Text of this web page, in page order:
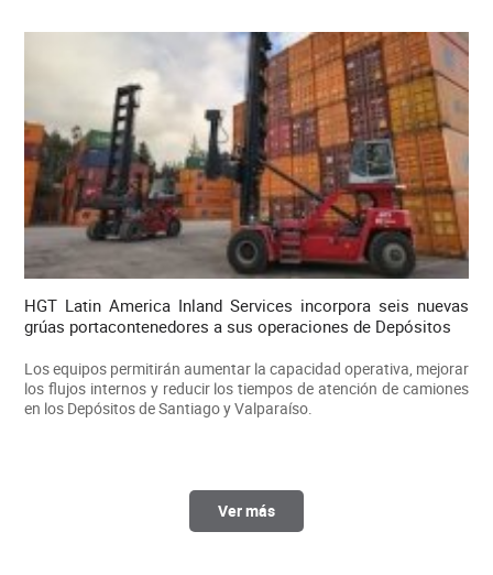
HGT Latin America Inland Services incorpora seis nuevas
grúas portacontenedores a sus operaciones de Depósitos
Los equipos permitirán aumentar la capacidad operativa, mejorar
los flujos internos y reducir los tiempos de atención de camiones
en los Depósitos de Santiago y Valparaíso.
Ver más